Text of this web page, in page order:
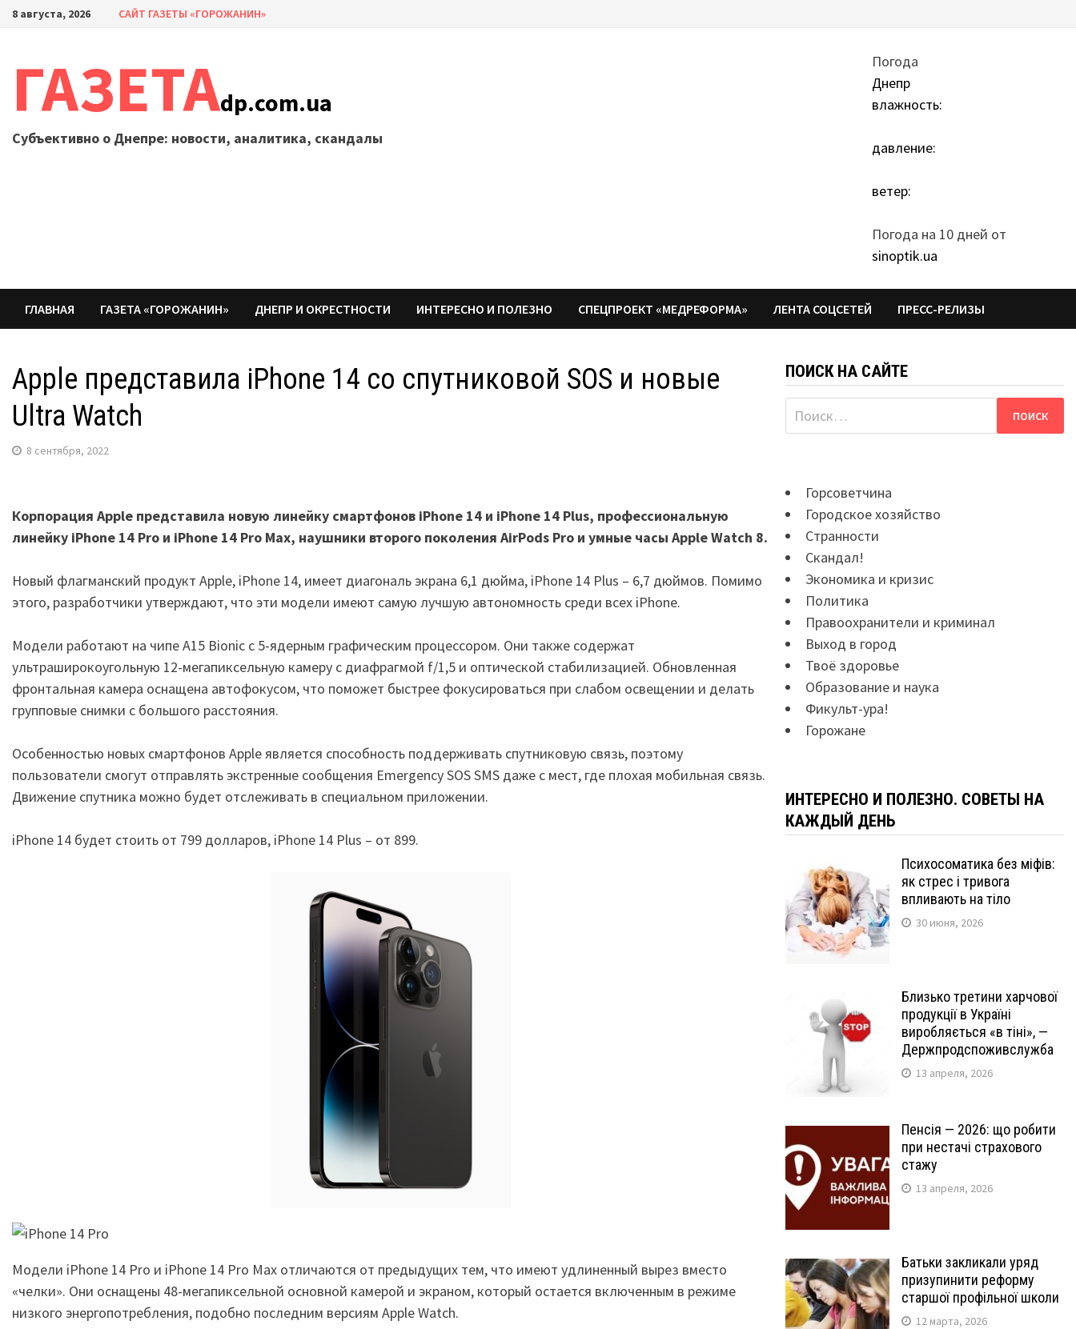
Перейти
8 августа, 2026 САЙТ ГАЗЕТЫ «ГОРОЖАНИН»
ГАЗЕТАdp.com.ua
Субъективно о Днепре: новости, аналитика, скандалы
Погода
Днепр
влажность:
давление:
ветер:
Погода на 10 дней от
sinoptik.ua
ГЛАВНАЯ ГАЗЕТА «ГОРОЖАНИН» ДНЕПР И ОКРЕСТНОСТИ ИНТЕРЕСНО И ПОЛЕЗНО СПЕЦПРОЕКТ «МЕДРЕФОРМА» ЛЕНТА СОЦСЕТЕЙ ПРЕСС-РЕЛИЗЫ
Apple представила iPhone 14 со спутниковой SOS и новые
Ultra Watch
8 сентября, 2022
Корпорация Apple представила новую линейку смартфонов iPhone 14 и iPhone 14 Plus, профессиональную
линейку iPhone 14 Pro и iPhone 14 Pro Max, наушники второго поколения AirPods Pro и умные часы Apple Watch 8.
Новый флагманский продукт Apple, iPhone 14, имеет диагональ экрана 6,1 дюйма, iPhone 14 Plus – 6,7 дюймов. Помимо
этого, разработчики утверждают, что эти модели имеют самую лучшую автономность среди всех iPhone.
Модели работают на чипе A15 Bionic с 5-ядерным графическим процессором. Они также содержат
ультраширокоугольную 12-мегапиксельную камеру с диафрагмой f/1,5 и оптической стабилизацией. Обновленная
фронтальная камера оснащена автофокусом, что поможет быстрее фокусироваться при слабом освещении и делать
групповые снимки с большого расстояния.
Особенностью новых смартфонов Apple является способность поддерживать спутниковую связь, поэтому
пользователи смогут отправлять экстренные сообщения Emergency SOS SMS даже с мест, где плохая мобильная связь.
Движение спутника можно будет отслеживать в специальном приложении.
iPhone 14 будет стоить от 799 долларов, iPhone 14 Plus – от 899.
Модели iPhone 14 Pro и iPhone 14 Pro Max отличаются от предыдущих тем, что имеют удлиненный вырез вместо
«челки». Они оснащены 48-мегапиксельной основной камерой и экраном, который остается включенным в режиме
низкого энергопотребления, подобно последним версиям Apple Watch.
ПОИСК НА САЙТЕ
Найти:
Горсоветчина
Городское хозяйство
Странности
Скандал!
Экономика и кризис
Политика
Правоохранители и криминал
Выход в город
Твоё здоровье
Образование и наука
Фикульт-ура!
Горожане
ИНТЕРЕСНО И ПОЛЕЗНО. СОВЕТЫ НА
КАЖДЫЙ ДЕНЬ
Психосоматика без міфів:
як стрес і тривога
впливають на тіло
30 июня, 2026
Близько третини харчової
продукції в Україні
виробляється «в тіні», —
Держпродспоживслужба
13 апреля, 2026
Пенсія — 2026: що робити
при нестачі страхового
стажу
13 апреля, 2026
Батьки закликали уряд
призупинити реформу
старшої профільної школи
12 марта, 2026